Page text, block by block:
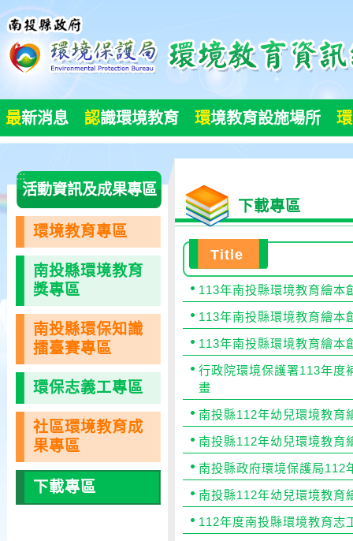
跳
到
主
要
區
塊
最新消息 認識環境教育 環境教育設施場所 環
:::
活動資訊及成果專區
環境教育專區
南投縣環境教育
獎專區
南投縣環保知識
擂臺賽專區
環保志義工專區
社區環境教育成
果專區
下載專區
下載專區
Title
113年南投縣環境教育繪本
113年南投縣環境教育繪本
113年南投縣環境教育繪本
行政院環境保護署113年度
畫
南投縣112年幼兒環境教
南投縣112年幼兒環境教
南投縣政府環境保護局112
南投縣112年幼兒環境教育
112年度南投縣環境教育志